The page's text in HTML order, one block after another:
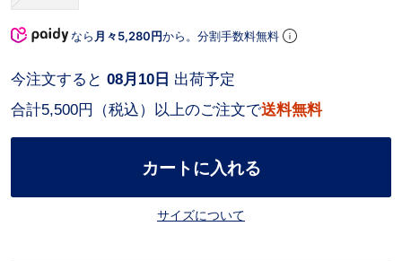
なら 月々5,280円から。分割手数料無料
合計5,500円（税込）以上のご注文で送料無料
今注文すると 08月10日 出荷予定
カートに入れる
サイズについて